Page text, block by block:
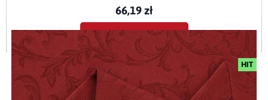
66,19 zł
Dodaj do koszyka
HIT